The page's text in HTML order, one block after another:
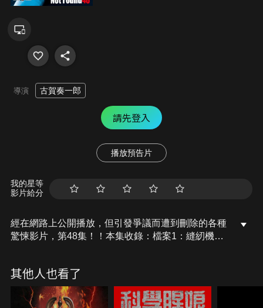
導演 古賀奏一郎
請先登入
播放預告片
我的星等
影片給分
經在網路上公開播放，但引發爭議而遭到刪除的各種
驚悚影片，第48集！！本集收錄：檔案1：縫紉機的
散步、檔案6：不能去的村子 後篇。
其他人也看了